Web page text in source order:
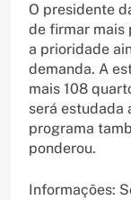
O presidente
de firmar mais
a prioridade
demanda. A
mais 108
será estudada
programa
ponderou.
Informações: